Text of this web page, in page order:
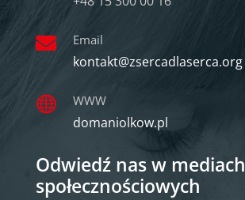
 Email
kontakt@zsercadlaserca.org
 WWW
domaniolkow.pl
Odwiedź nas w mediach
społecznościowych